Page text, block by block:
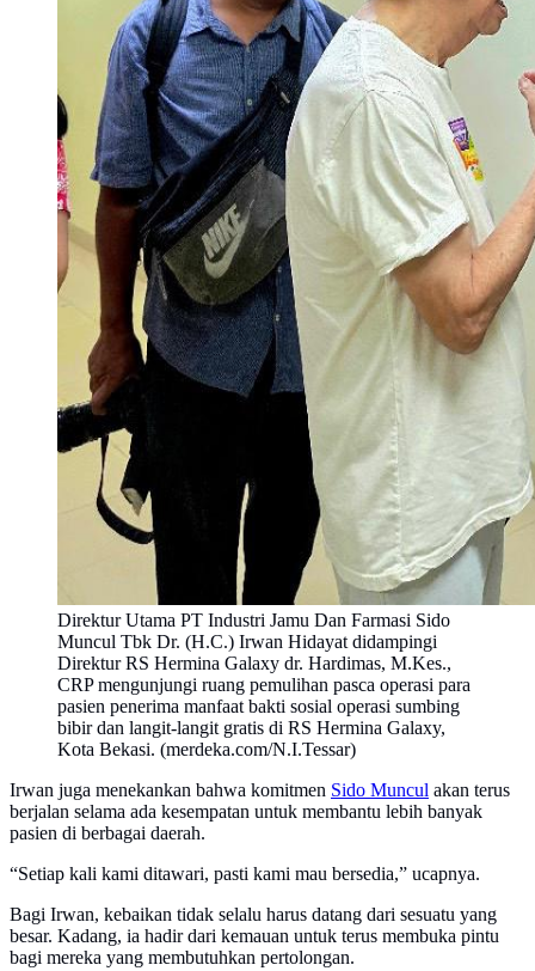
Direktur Utama PT Industri Jamu Dan Farmasi Sido
Muncul Tbk Dr. (H.C.) Irwan Hidayat didampingi
Direktur RS Hermina Galaxy dr. Hardimas, M.Kes.,
CRP mengunjungi ruang pemulihan pasca operasi para
pasien penerima manfaat bakti sosial operasi sumbing
bibir dan langit-langit gratis di RS Hermina Galaxy,
Kota Bekasi. (merdeka.com/N.I.Tessar)
Irwan juga menekankan bahwa komitmen Sido Muncul akan terus
berjalan selama ada kesempatan untuk membantu lebih banyak
pasien di berbagai daerah.
“Setiap kali kami ditawari, pasti kami mau bersedia,” ucapnya.
Bagi Irwan, kebaikan tidak selalu harus datang dari sesuatu yang
besar. Kadang, ia hadir dari kemauan untuk terus membuka pintu
bagi mereka yang membutuhkan pertolongan.